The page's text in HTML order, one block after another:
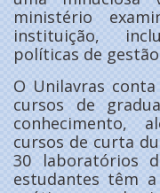
ministério
instituição,
políticas de
O Unilavras
cursos de
conhecimento,
cursos de curta
30 laboratórios
estudantes têm